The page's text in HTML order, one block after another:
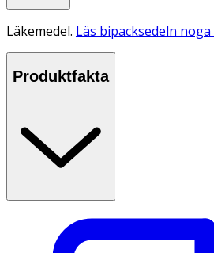
Läkemedel. Läs bipacksedeln
Produktfakta